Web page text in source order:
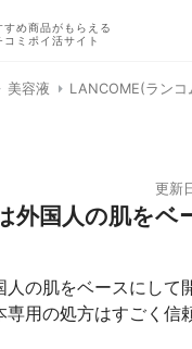
すめ商品がもらえる
コミポイ活サイト
美容液 LANCOME(ラン
更新
外国人の肌をベ
の肌をベースにして
専用の処方はすごく信